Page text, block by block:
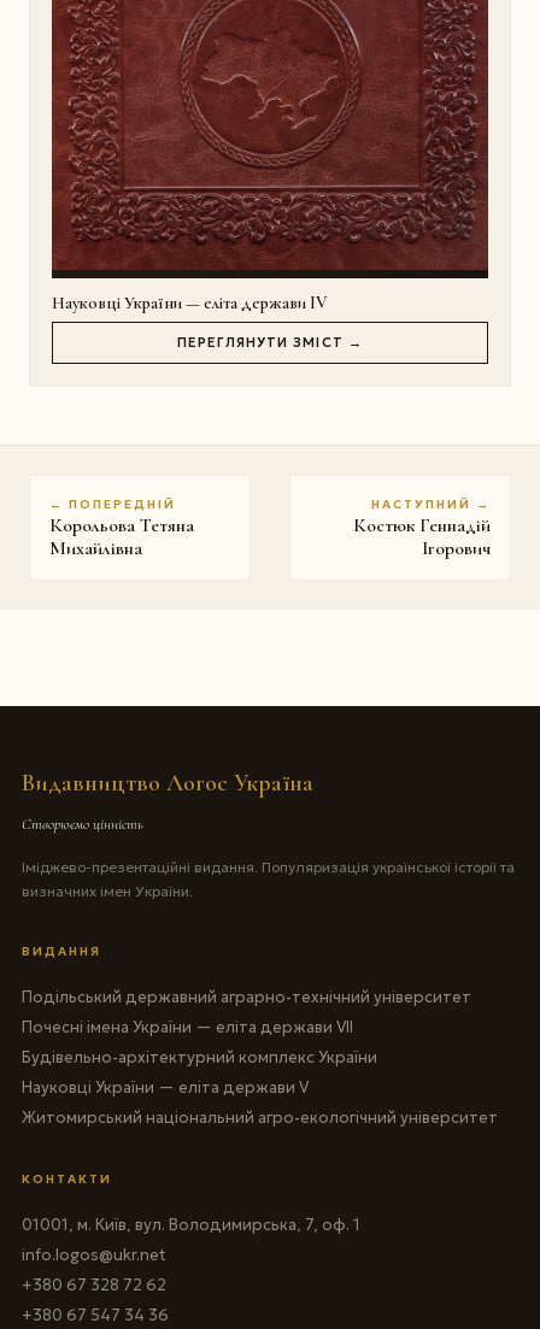
Науковці України — еліта держави IV
ПЕРЕГЛЯНУТИ ЗМІСТ →
← ПОПЕРЕДНІЙ
Корольова Тетяна
Михайлівна
НАСТУПНИЙ →
Костюк Геннадій
Iгорович
Видавництво Логос Україна
Створюємо цінність
Іміджево-презентаційні видання. Популяризація української історії та
визначних імен України.
ВИДАННЯ
Подільський державний аграрно-технічний університет
Почесні імена України — еліта держави VII
Будівельно-архітектурний комплекс України
Науковці України — еліта держави V
Житомирський національний агро-екологічний університет
КОНТАКТИ
01001, м. Київ, вул. Володимирська, 7, оф. 1
info.logos@ukr.net
+380 67 328 72 62
+380 67 547 34 36